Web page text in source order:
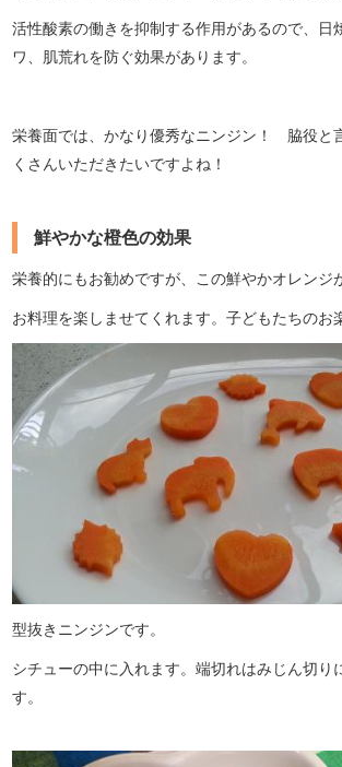
活性酸素の働きを抑制する作用があるので、日
ワ、肌荒れを防ぐ効果があります。
栄養面では、かなり優秀なニンジン！ 脇役と
くさんいただきたいですよね！
鮮やかな橙色の効果
栄養的にもお勧めですが、この鮮やかオレンジ
お料理を楽しませてくれます。子どもたちのお
型抜きニンジンです。
シチューの中に入れます。端切れはみじん切り
す。